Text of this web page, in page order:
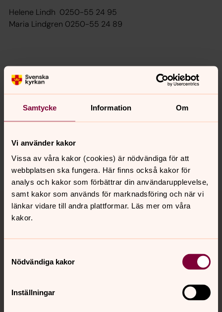
Samtycke Information Om
Vi använder kakor
Vissa av våra kakor (cookies) är nödvändiga för att
webbplatsen ska fungera. Här finns också kakor för
analys och kakor som förbättrar din användarupplevelse,
samt kakor som används för marknadsföring och när vi
länkar vidare till andra plattformar. Läs mer om våra
kakor.
Nödvändiga kakor
Inställningar
Helene Lindh 0250-55 24 95
Maria Lindgren 0250-55 24 89
innehåll?
Dela
Tillbaka till toppen
Tillbaka till innehållet